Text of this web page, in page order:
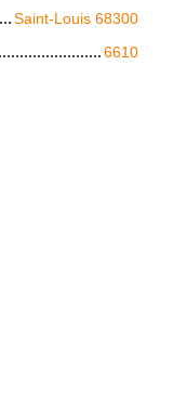
Saint-Louis 68300
6610